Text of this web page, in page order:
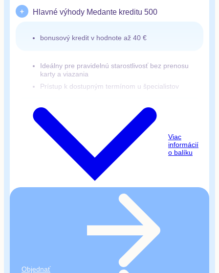
Hlavné výhody Medante kreditu 500
bonusový kredit v hodnote až 40 €
Ideálny pre pravidelnú starostlivosť bez prenosu
karty a viazania
Prístup k dostupným termínom u špecialistov
Platnosť kreditu neobmedzená
Flexibilné využitie bez ročnej viazanosti a
kapitácie
Pre 1- 4 členov
Vyšetrenia v špecializovaných ambulanciách
(napr. neurológ, gastroenterológ a iní)
Profesionálnu dentálnu hygienu
Rehabilitáciu a fyzioterapiu
Psychologické vyšetrenia
Viac
informácií
o balíku
Objednať